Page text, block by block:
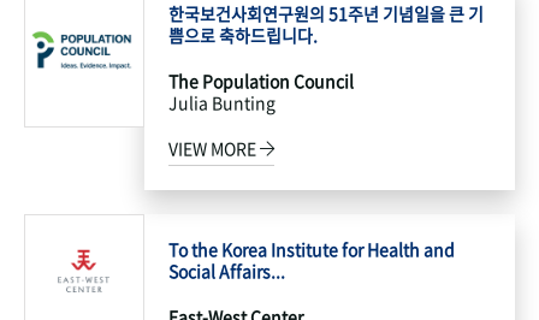
한국보건사회연구원의 51주년 기념일을 큰 기
쁨으로 축하드립니다.
The Population Council
Julia Bunting
VIEW MORE
To the Korea Institute for Health and
Social Affairs...